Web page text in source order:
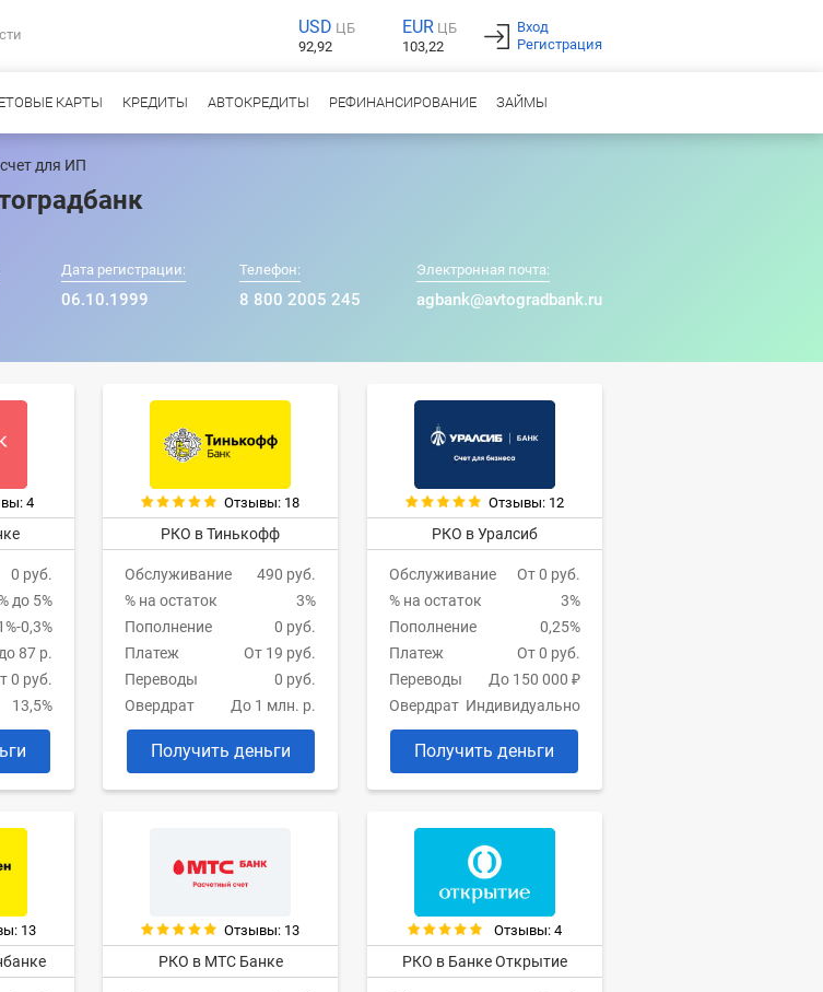
USD ЦБ
92,92
EUR ЦБ
103,22
Вход
Регистрация
КАРТЫ КРЕДИТЫ АВТОКРЕДИТЫ РЕФИНАНСИРОВАНИЕ ЗАЙМЫ
для ИП
Дата регистрации:
06.10.1999
Телефон:
8 800 2005 245
Электронная почта:
agbank@avtogradbank.ru
4
0 руб.
до 5%
0,3%
87 р.
0 руб.
13,5%
Отзывы: 18
РКО в Тинькофф
Обслуживание
490 руб.
% на остаток
3%
Пополнение
0 руб.
Платеж
От 19 руб.
Переводы
0 руб.
Овердрат
До 1 млн. р.
Получить деньги
Отзывы: 12
РКО в Уралсиб
Обслуживание
От 0 руб.
% на остаток
3%
Пополнение
0,25%
Платеж
От 0 руб.
Переводы
До 150 000 ₽
Овердрат Индивидуально
Получить деньги
13 Отзывы: 13
РКО в МТС Банке
Отзывы: 4
РКО в Банке Открытие